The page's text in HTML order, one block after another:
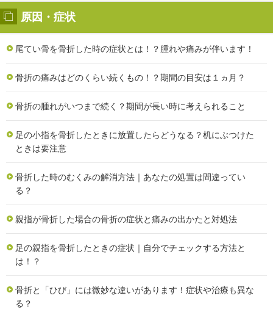
原因・症状
尾てい骨を骨折した時の症状とは！？腫れや痛みが伴います！
骨折の痛みはどのくらい続くもの！？期間の目安は１ヵ月？
骨折の腫れがいつまで続く？期間が長い時に考えられること
足の小指を骨折したときに放置したらどうなる？机にぶつけた
ときは要注意
骨折した時のむくみの解消方法｜あなたの処置は間違ってい
る？
親指が骨折した場合の骨折の症状と痛みの出かたと対処法
足の親指を骨折したときの症状｜自分でチェックする方法と
は！？
骨折と「ひび」には微妙な違いがあります！症状や治療も異な
る？